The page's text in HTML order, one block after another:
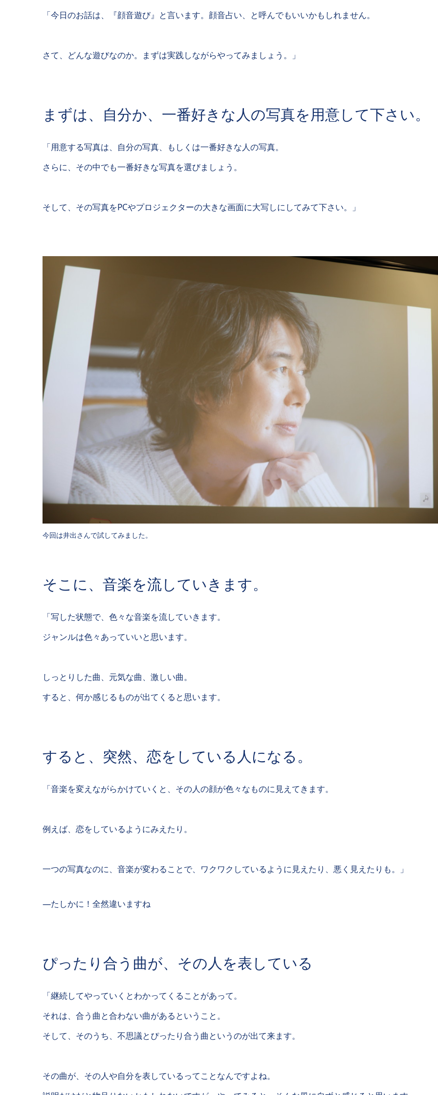
「今日のお話は、『顔音遊び』と言います。顔音占い、と呼んでもいいかもしれません。
さて、どんな遊びなのか。まずは実践しながらやってみましょう。」
まずは、自分か、一番好きな人の写真を用意して下さい。
「用意する写真は、自分の写真、もしくは一番好きな人の写真。
さらに、その中でも一番好きな写真を選びましょう。
そして、その写真をPCやプロジェクターの大きな画面に大写しにしてみて下さい。」
今回は井出さんで試してみました。
そこに、音楽を流していきます。
「写した状態で、色々な音楽を流していきます。
ジャンルは色々あっていいと思います。
しっとりした曲、元気な曲、激しい曲。
すると、何か感じるものが出てくると思います。
すると、突然、恋をしている人になる。
「音楽を変えながらかけていくと、その人の顔が色々なものに見えてきます。
例えば、恋をしているようにみえたり。
一つの写真なのに、音楽が変わることで、ワクワクしているように見えたり、悪く見えたりも。」
―たしかに！全然違いますね
ぴったり合う曲が、その人を表している
「継続してやっていくとわかってくることがあって。
それは、合う曲と合わない曲があるということ。
そして、そのうち、不思議とぴったり合う曲というのが出て来ます。
その曲が、その人や自分を表しているってことなんですよね。